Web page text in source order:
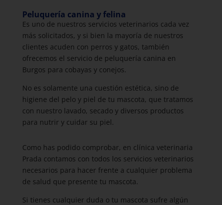
Peluquería canina y felina
Es uno de nuestros servicios veterinarios cada vez
más solicitados, y si bien la mayoría de nuestros
clientes acuden con perros y gatos, también
ofrecemos el servicio de peluquería canina en
Burgos para cobayas y conejos.
No es solamente una cuestión estética, sino de
higiene del pelo y piel de tu mascota, que tratamos
con nuestro lavado, secado y diversos productos
para nutrir y cuidar su piel.
Como has podido comprobar, en clínica veterinaria
Prada contamos con todos los servicios veterinarios
necesarios para hacer frente a cualquier problema
de salud que presente tu mascota.
Si tienes cualquier duda o tu mascota sufre algún